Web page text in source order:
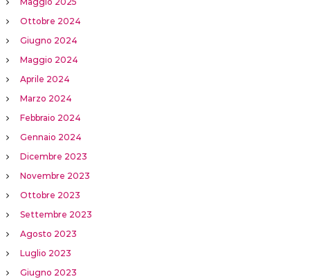
Ottobre 2024
Giugno 2024
Maggio 2024
Aprile 2024
Marzo 2024
Febbraio 2024
Gennaio 2024
Dicembre 2023
Novembre 2023
Ottobre 2023
Settembre 2023
Agosto 2023
Luglio 2023
Giugno 2023